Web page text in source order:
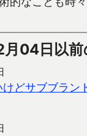
04日以前
どサブブラン